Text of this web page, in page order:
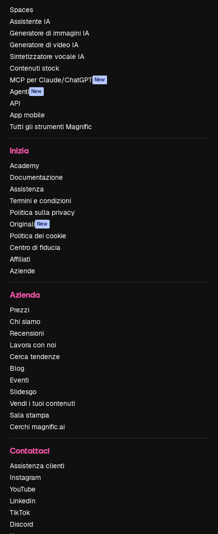
Spaces
Assistente IA
Generatore di immagini IA
Generatore di video IA
Sintetizzatore vocale IA
Contenuti stock
MCP per Claude/ChatGPT New
Agenti New
API
App mobile
Tutti gli strumenti Magnific
Inizia
Academy
Documentazione
Assistenza
Termini e condizioni
Politica sulla privacy
Originali New
Politica dei cookie
Centro di fiducia
Affiliati
Aziende
Azienda
Prezzi
Chi siamo
Recensioni
Lavora con noi
Cerca tendenze
Blog
Eventi
Slidesgo
Vendi i tuoi contenuti
Sala stampa
Cerchi magnific.ai
Contattaci
Assistenza clienti
Instagram
YouTube
LinkedIn
TikTok
Discord